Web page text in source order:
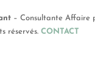
– Consultante Affaire
réservés.CONTACT